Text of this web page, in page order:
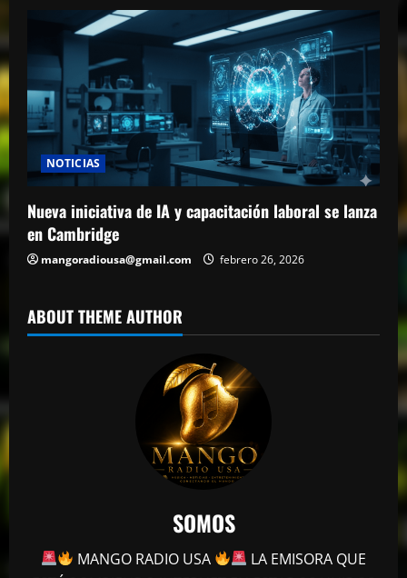
NOTICIAS
Nueva iniciativa de IA y capacitación laboral se lanza
en Cambridge
mangoradiousa@gmail.com febrero 26, 2026
ABOUT THEME AUTHOR
SOMOS
MANGO RADIO USA
LA EMISORA QUE